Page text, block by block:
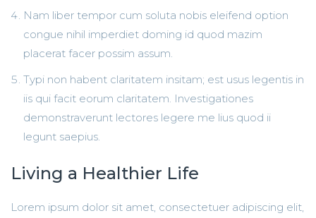
Nam liber tempor cum soluta nobis eleifend option
congue nihil imperdiet doming id quod mazim
placerat facer possim assum.
Typi non habent claritatem insitam; est usus legentis in
iis qui facit eorum claritatem. Investigationes
demonstraverunt lectores legere me lius quod ii
legunt saepius.
Living a Healthier Life
Lorem ipsum dolor sit amet, consectetuer adipiscing elit,